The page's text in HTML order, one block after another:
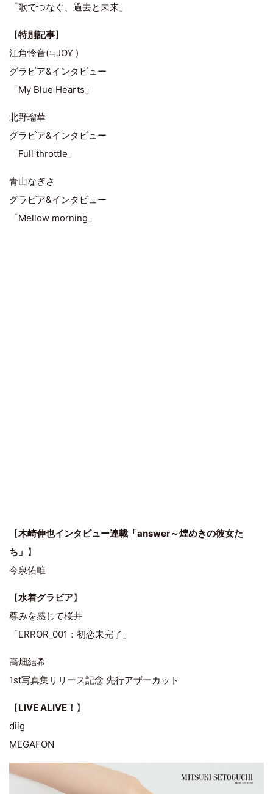
「歌でつなぐ、過去と未来」
【特別記事】
江角怜音(≒JOY )
グラビア&インタビュー
「My Blue Hearts」
北野瑠華
グラビア&インタビュー
「Full throttle」
青山なぎさ
グラビア&インタビュー
「Mellow morning」
【木崎伸也インタビュー連載「answer～煌めきの彼女た
ち」 】
今泉佑唯
【水着グラビア】
尊みを感じて桜井
「ERROR_001：初恋未完了」
高畑結希
1st写真集リリース記念 先行アザーカット
【LIVE ALIVE！ 】
diig
MEGAFON